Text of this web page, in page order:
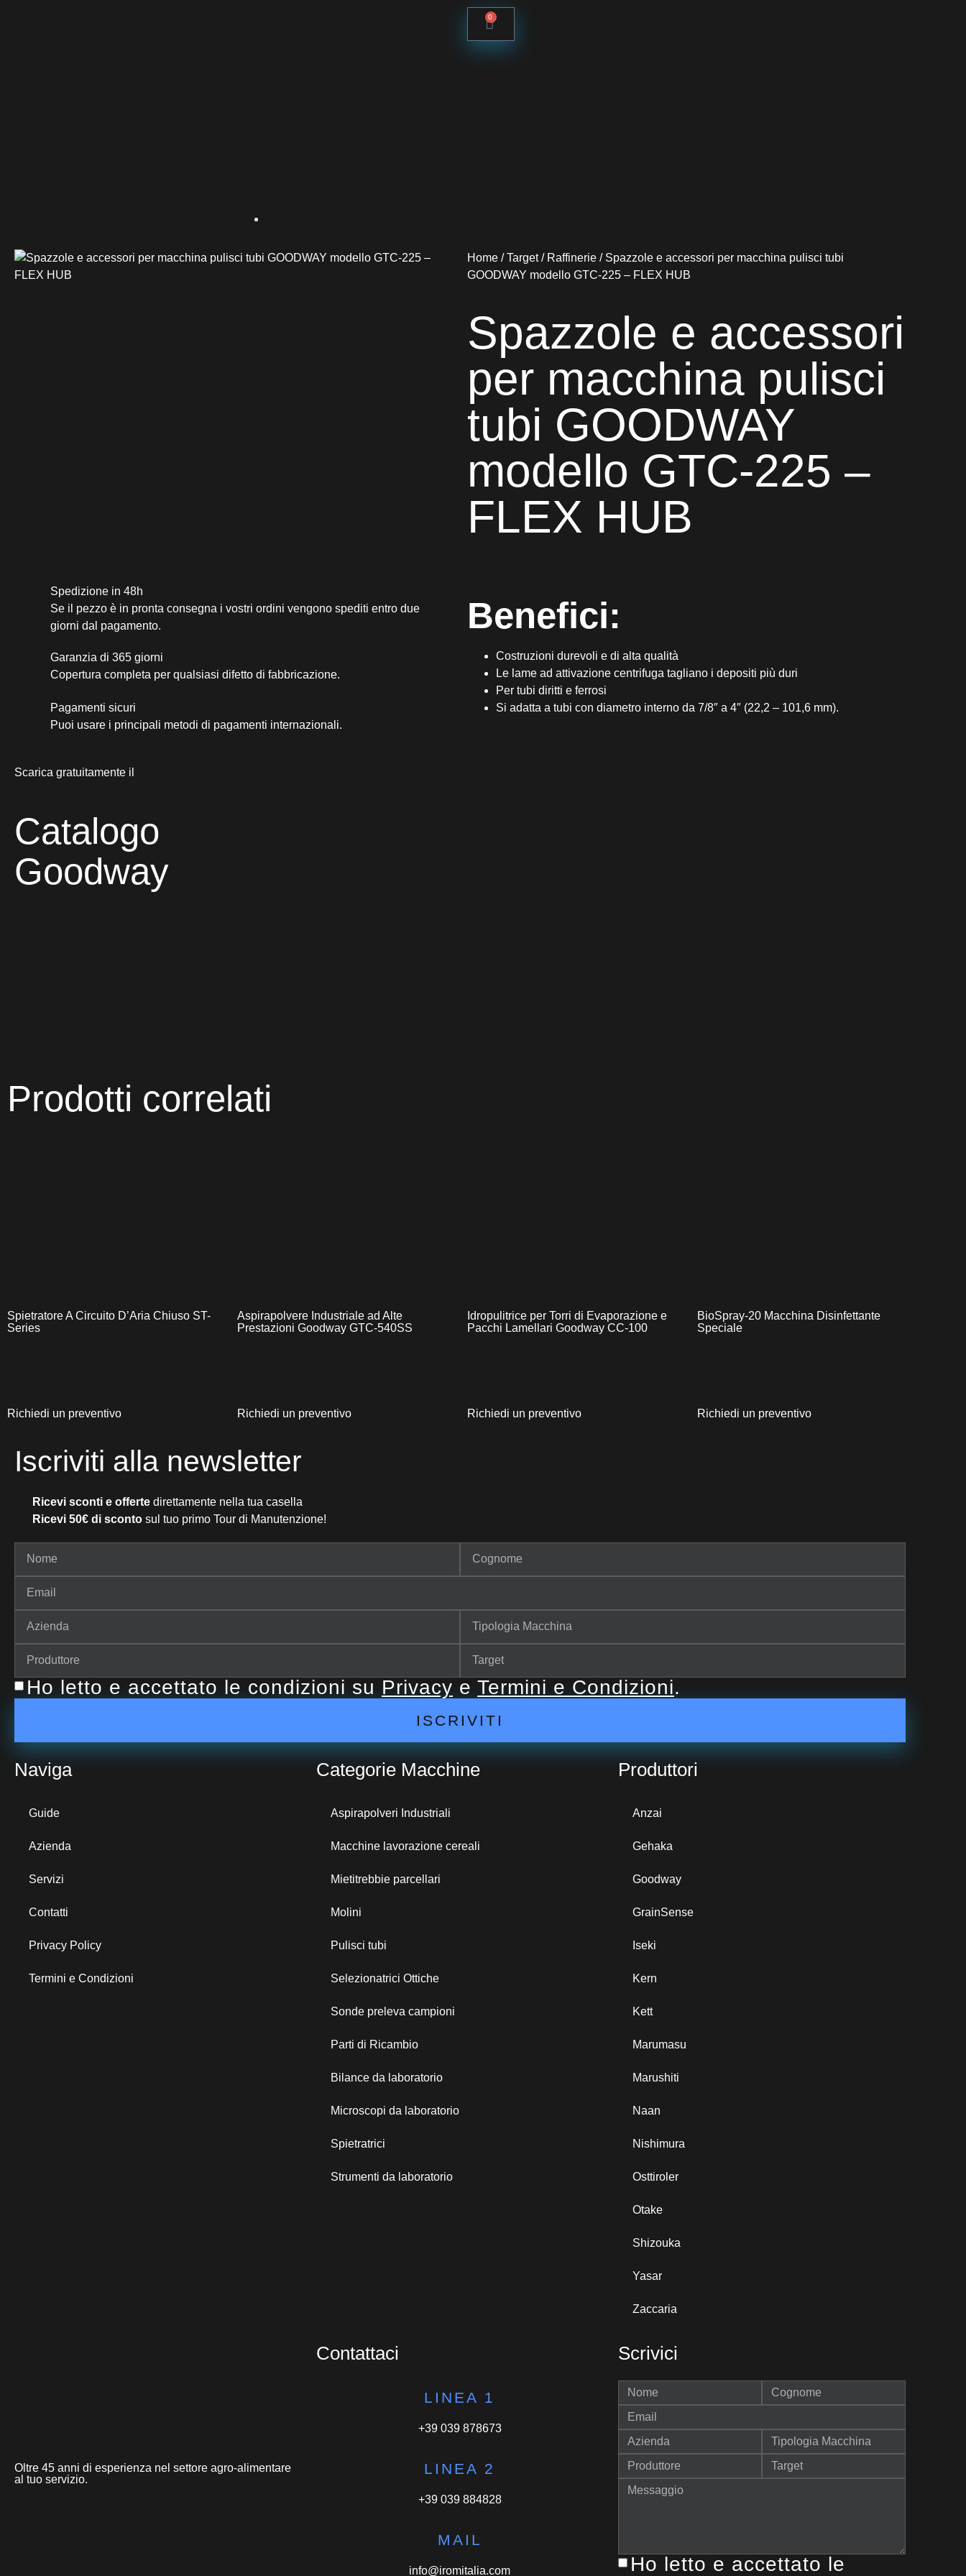
0
Home /Target/ Raffinerie / Spazzole e accessori per macchina pulisci tubi
GOODWAY modello GTC-225 – FLEX HUB
Spazzole e accessori
per macchina pulisci
tubi GOODWAY
modello GTC-225 –
FLEX HUB
Spedizione in 48h
Se il pezzo è in pronta consegna i vostri ordini vengono spediti entro due
giorni dal pagamento.
Garanzia di 365 giorni
Copertura completa per qualsiasi difetto di fabbricazione.
Pagamenti sicuri​
Puoi usare i principali metodi di pagamenti internazionali.
Benefici:
Costruzioni durevoli e di alta qualità
Le lame ad attivazione centrifuga tagliano i depositi più duri
Per tubi diritti e ferrosi
Si adatta a tubi con diametro interno da 7/8″ a 4″ (22,2 – 101,6 mm).
Scarica gratuitamente il
Catalogo
Goodway
Prodotti correlati
Spietratore A Circuito D’Aria Chiuso ST-
Series
Richiedi un preventivo
Aspirapolvere Industriale ad Alte
Prestazioni Goodway GTC-540SS
Richiedi un preventivo
Idropulitrice per Torri di Evaporazione e
Pacchi Lamellari Goodway CC-100
Richiedi un preventivo
BioSpray-20 Macchina Disinfettante
Speciale
Richiedi un preventivo
Iscriviti alla newsletter
Ricevi sconti e offerte direttamente nella tua casella
Ricevi 50€ di sconto sul tuo primo Tour di Manutenzione!
Ho letto e accettato le condizioni su Privacy e Termini e Condizioni.
ISCRIVITI
Naviga
Guide
Azienda
Servizi
Contatti
Privacy Policy
Termini e Condizioni
Categorie Macchine
Aspirapolveri Industriali
Macchine lavorazione cereali
Mietitrebbie parcellari
Molini
Pulisci tubi
Selezionatrici Ottiche
Sonde preleva campioni
Parti di Ricambio
Bilance da laboratorio
Microscopi da laboratorio
Spietratrici
Strumenti da laboratorio
Produttori
Anzai
Gehaka
Goodway
GrainSense
Iseki
Kern
Kett
Marumasu
Marushiti
Naan
Nishimura
Osttiroler
Otake
Shizouka
Yasar
Zaccaria
Oltre 45 anni di esperienza nel settore agro-alimentare
al tuo servizio.
Contattaci
LINEA 1
+39 039 878673
LINEA 2
+39 039 884828
MAIL
info@iromitalia.com
Scrivici
Ho letto e accettato le